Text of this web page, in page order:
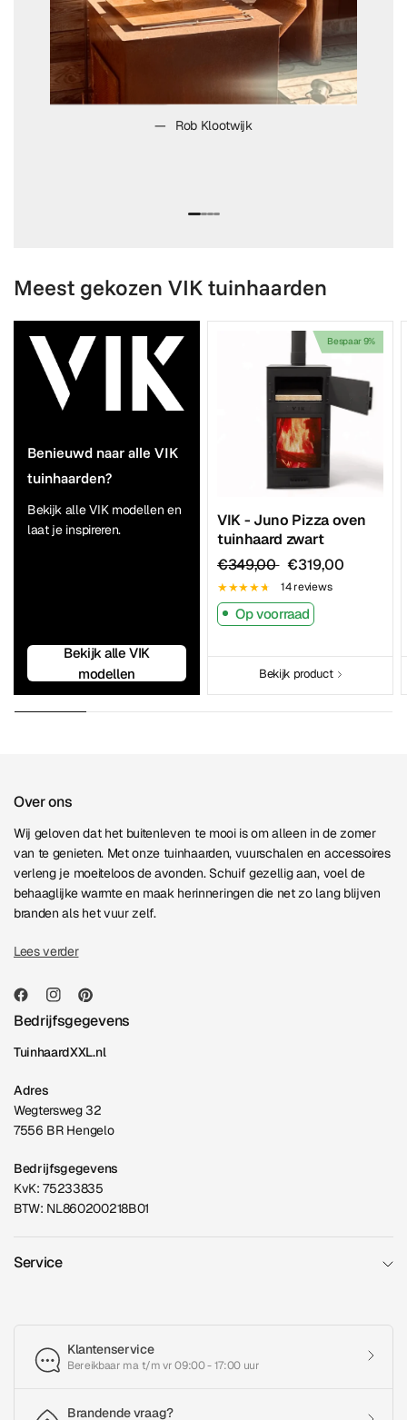
Rob Klootwijk
Meest gekozen VIK tuinhaarden
Benieuwd naar alle VIK
tuinhaarden?
Bekijk alle VIK modellen en
laat je inspireren.
Bekijk alle VIK
modellen
Bespaar 9%
VIK - Juno Pizza oven
tuinhaard zwart
€349,00
€319,00
14 reviews
Op voorraad
Bekijk product
Over ons
Wij geloven dat het buitenleven te mooi is om alleen in de zomer
van te genieten. Met onze tuinhaarden, vuurschalen en accessoires
verleng je moeiteloos de avonden. Schuif gezellig aan, voel de
behaaglijke warmte en maak herinneringen die net zo lang blijven
branden als het vuur zelf.
Lees verder
Bedrijfsgegevens
TuinhaardXXL.nl
Adres
Wegtersweg 32
7556 BR Hengelo
Bedrijfsgegevens
KvK: 75233835
BTW: NL860200218B01
Service
Klantenservice
Bereikbaar ma t/m vr 09:00 - 17:00 uur
Brandende vraag?